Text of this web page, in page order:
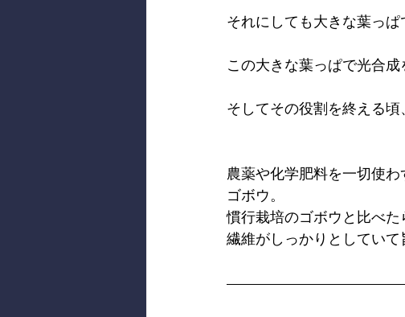
それにしても大きな葉っぱ
この大きな葉っぱで光合成
そしてその役割を終える頃
農薬や化学肥料を一切使
ゴボウ。
慣行栽培のゴボウと比べ
繊維がしっかりとしていて